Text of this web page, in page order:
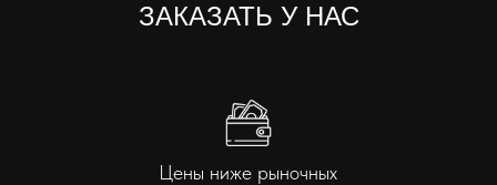
ЗАКАЗАТЬ У НАС
Цены ниже рыночных